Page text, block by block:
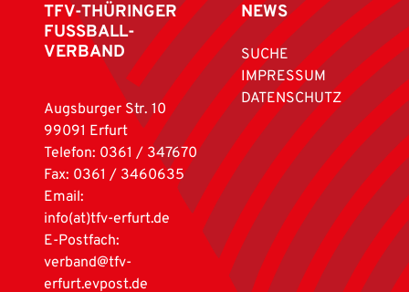
TFV-THÜRINGER
FUSSBALL-
VERBAND
Augsburger Str. 10
99091 Erfurt
Telefon: 0361 / 347670
Fax: 0361 / 3460635
Email:
info(at)tfv-erfurt.de
E-Postfach:
verband@tfv-
erfurt.evpost.de
NEWS
SUCHE
IMPRESSUM
DATENSCHUTZ